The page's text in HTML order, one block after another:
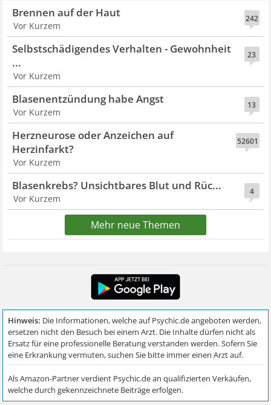
242
Brennen auf der Haut
Vor Kurzem
23
Selbstschädigendes Verhalten - Gewohnheit
...
Vor Kurzem
13
Blasenentzündung habe Angst
Vor Kurzem
52601
Herzneurose oder Anzeichen auf
Herzinfarkt?
Vor Kurzem
4
Blasenkrebs? Unsichtbares Blut und Rüc...
Vor Kurzem
Mehr neue Themen